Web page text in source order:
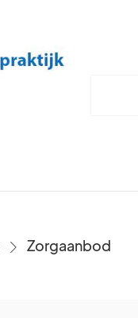
› Zorgaanbod